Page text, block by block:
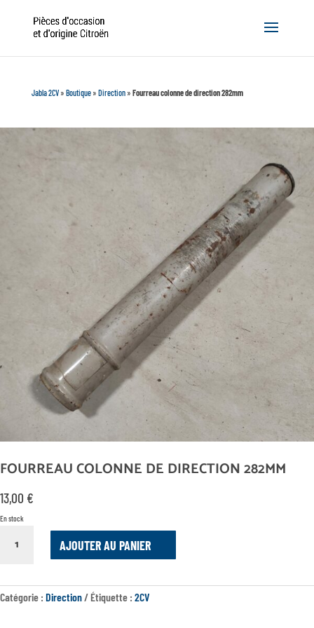
Jabla 2CV» Boutique» Direction» Fourreau colonne de direction 282mm
FOURREAU COLONNE DE DIRECTION 282MM
13,00 €
En stock
DE
DIRECTION
AJOUTER AU PANIER
Catégorie : Direction Étiquette : 2CV